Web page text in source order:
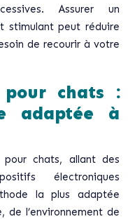
Assurer un
stimulant peut réduire
de recourir à votre
chats :
adaptée à
chats, allant des
électroniques
la plus adaptée
de l’environnement de